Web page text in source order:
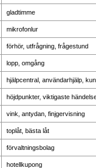
gladtimme
mikrofonlur
förhör, utfrågning, frågestund
lopp, omgång
hjälpcentral, användarhjälp,
höjdpunkter, viktigaste
vink, antydan, finjgervisning
toplåt, bästa låt
förvaltningsbolag
hotellkupong